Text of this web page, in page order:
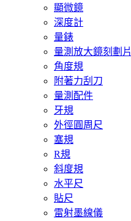
顯微鏡
深度計
量錶
量測放大鏡刻劃片
角度規
附著力刮刀
量測配件
牙規
外徑圓周尺
塞規
R規
斜度規
水平尺
貼尺
雷射墨線儀